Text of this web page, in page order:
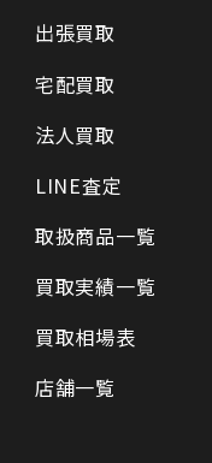
出張買取
宅配買取
法人買取
LINE査定
取扱商品一覧
買取実績一覧
買取相場表
店舗一覧